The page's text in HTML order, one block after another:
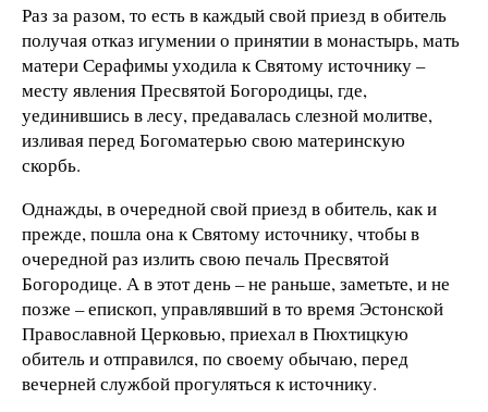
Раз за разом, то есть в каждый свой приезд в обитель
получая отказ игумении о принятии в монастырь, мать
матери Серафимы уходила к Святому источнику –
месту явления Пресвятой Богородицы, где,
уединившись в лесу, предавалась слезной молитве,
изливая перед Богоматерью свою материнскую
скорбь.
Однажды, в очередной свой приезд в обитель, как и
прежде, пошла она к Святому источнику, чтобы в
очередной раз излить свою печаль Пресвятой
Богородице. А в этот день – не раньше, заметьте, и не
позже – епископ, управлявший в то время Эстонской
Православной Церковью, приехал в Пюхтицкую
обитель и отправился, по своему обычаю, перед
вечерней службой прогуляться к источнику.